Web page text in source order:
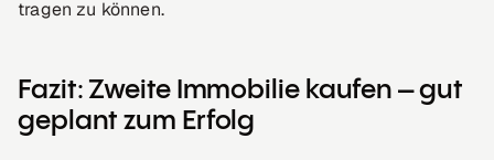
tragen zu können.
Fazit: Zweite Immobilie kaufen – gut
geplant zum Erfolg